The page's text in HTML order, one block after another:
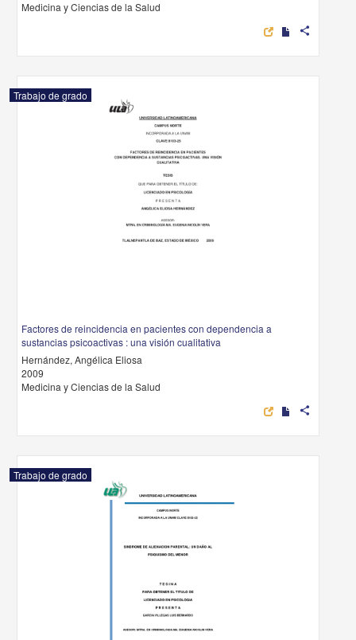
Medicina y Ciencias de la Salud
share
Trabajo de grado
Factores de reincidencia en pacientes con dependencia a
sustancias psicoactivas : una visión cualitativa
Hernández, Angélica Eliosa
2009
Medicina y Ciencias de la Salud
share
Trabajo de grado